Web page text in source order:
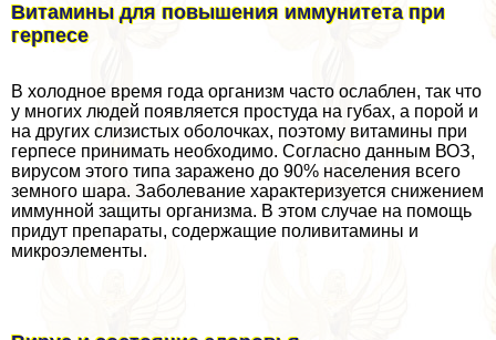
Витамины для повышения иммунитета при
гepпeсе
В холодное время года организм часто ослаблен, так что
у многих людей появляется простуда на губах, а порой и
на других слизистых оболочках, поэтому витамины при
гepпeсе принимать необходимо. Согласно данным ВОЗ,
вирусом этого типа заражено до 90% населения всего
земного шара. Заболевание хаpaктеризуется снижением
иммунной защиты организма. В этом случае на помощь
придут препараты, содержащие поливитамины и
микроэлементы.